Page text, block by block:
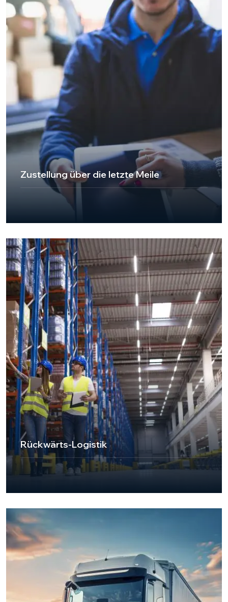
Lieferkettenprozesse von Online-Unternehmen zu
erleichtern.
Przejdź do strony
Zustellung über die letzte Meile
UKT Express Cargo bietet mit seinen Last-Mileage-
der kritischsten Phase des Lieferprozesses. Unser
Service, der bis an die Haustür Ihrer Kunden reicht,
unterstützt Ihr Unternehmen dabei, die
Kundenzufriedenheit zu erhöhen und Markentreue
aufzubauen.
Przejdź do strony
Rückwärts-Logistik
UKT Express Cargo bietet seinen Kunden professionelle
Wiederverwendungsprozesse mit Reverse Logistics
Services. In dieser wichtigen Phase der Lieferkette
tragen wir zu den Nachhaltigkeitszielen Ihres
Unternehmens bei, indem wir sowohl umweltfreundliche
als auch kosteneffektive Dienstleistungen anbieten.
Przejdź do strony